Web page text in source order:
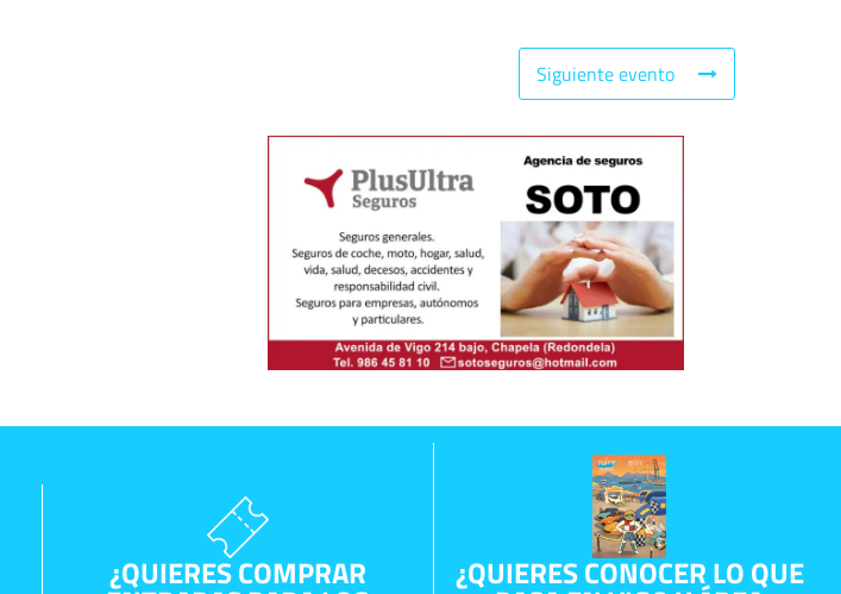
Siguiente evento
¿QUIERES COMPRAR ¿QUIERES CONOCER LO QUE